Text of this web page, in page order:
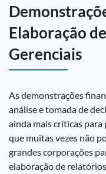
Elaboração
Gerenciais
As demonstrações
análise e tomada de
ainda mais críticas para
que muitas vezes não
grandes corporações
elaboração de